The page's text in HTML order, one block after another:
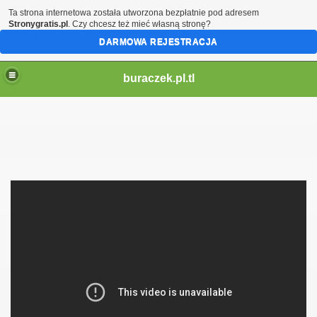
buraczek.pl.tl
Ta strona internetowa została utworzona bezpłatnie pod adresem
Stronygratis.pl . Czy chcesz też mieć własną stronę?
DARMOWA REJESTRACJA